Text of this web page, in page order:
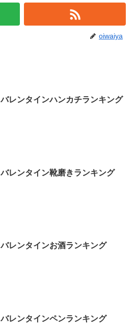
oiwaiya
バレンタインハンカチランキング
バレンタイン靴磨きランキング
バレンタインお酒ランキング
バレンタインペンランキング